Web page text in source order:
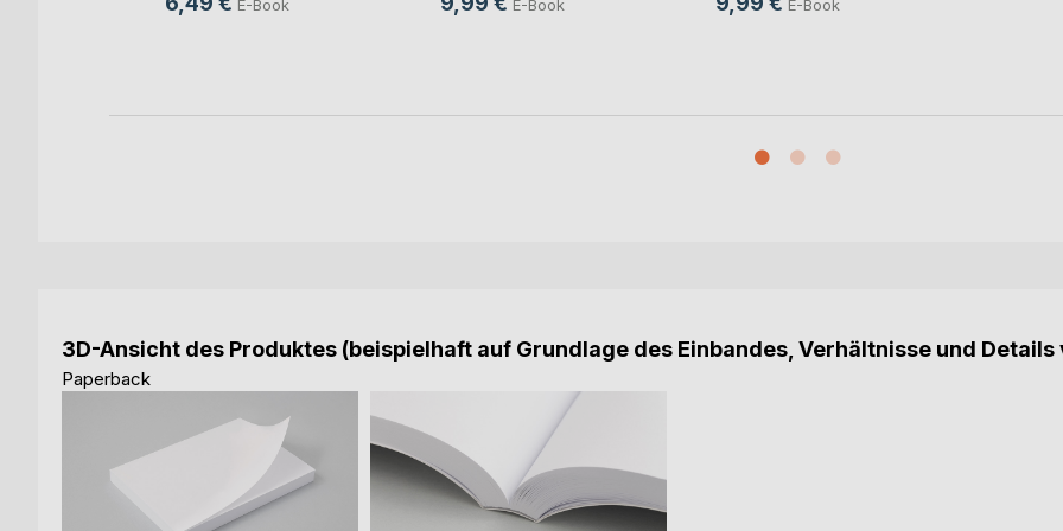
E-Book E-Book E-Book
3D-Ansicht des Produktes (beispielhaft auf Grundlage des Einbandes, Verhältnisse und
Paperback